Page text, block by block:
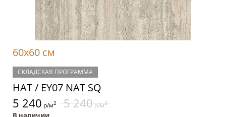
60x60 см
СКЛАДСКАЯ ПРОГРАММА
НАТ / EY07 NAT SQ
5 240 р/м2 5 240р/м2
В наличии